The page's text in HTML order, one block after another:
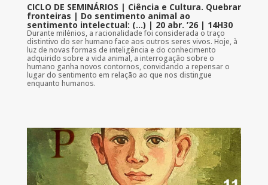
CICLO DE SEMINÁRIOS | Ciência e Cultura. Quebrar
fronteiras | Do sentimento animal ao
sentimento intelectual: (…) | 20 abr. ’26 | 14H30
Durante milénios, a racionalidade foi considerada o traço
distintivo do ser humano face aos outros seres vivos. Hoje, à
luz de novas formas de inteligência e do conhecimento
adquirido sobre a vida animal, a interrogação sobre o
humano ganha novos contornos, convidando a repensar o
lugar do sentimento em relação ao que nos distingue
enquanto humanos.